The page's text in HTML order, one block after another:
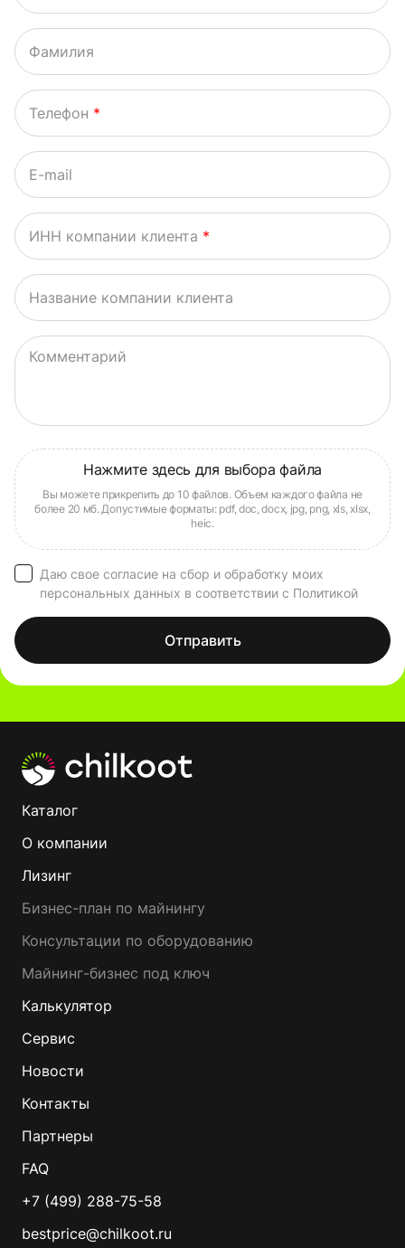
Фамилия
Телефон *
E-mail
ИНН компании клиента *
Название компании клиента
Комментарий
Даю свое согласие на сбор и обработку моих
персональных данных в соответствии с Политикой
Отправить
Каталог
О компании
Лизинг
Бизнес-план по майнингу
Консультации по оборудованию
Майнинг-бизнес под ключ
Калькулятор
Сервис
Новости
Контакты
Партнеры
FAQ
+7 (499) 288-75-58
bestprice@chilkoot.ru